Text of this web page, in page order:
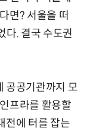
면? 서울을 떠
다. 결국 수도권
공공기관까지 모
프라를 활용할
전에 터를 잡는